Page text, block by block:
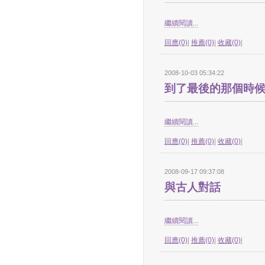
繼續閱讀...
回應(0)| 推薦(0)| 收藏(0)|
2008-10-03 05:34:22
到了最後的那個時候
繼續閱讀...
回應(0)| 推薦(0)| 收藏(0)|
2008-09-17 09:37:08
與古人對話
繼續閱讀...
回應(0)| 推薦(0)| 收藏(0)|